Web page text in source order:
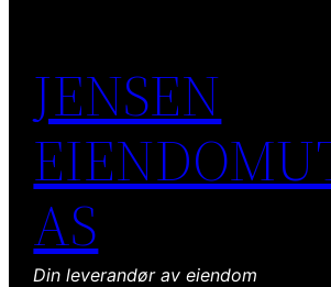
JENSEN
AS
Din leverandør av eiendom